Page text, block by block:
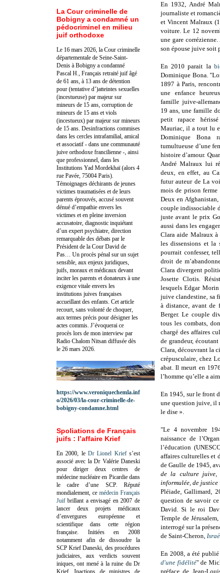
En 1932, André
journaliste et
et Vincent Malraux
voiture. Le 12
une gare
son épouse juive soit
En 2010 parait la
Dominique Bona.
1897 à Paris,
une enfance
famille juive-
19 ans, une famille
petit rapace
Mauriac, il a tout lu
Dominique Bona
tumultueuse d’une
histoire d’amour.
André Malraux lui
deux, en effet, au
futur auteur de La
mois de prison
Deux en
couple indissociable
juste avant le prix
aussi dans les
Clara aide Malraux à
les dissensions et la
pourrait confesser,
droit de
Clara divergent
Josette Clotis.
lesquels Edgar
juive clandestine, sa
à distance, avant de
Berger. Le couple
tous les combats,
chargé des affaires
de grandeur,
Clara, découvrant la
crépusculaire, chez
abat. Il meurt en
l’homme qu’elle a
En 1945, sur le front
une question juive, il
le dise ».
"Le 4 novembre
naissance de
l’éducation
affaires culturelles et
de Gaulle de 1945,
de la culture juive,
informulée, de justice
Pléiade, Gallimard,
question de savoir
David. Si le roi
Temple de
interrogé sur la
de Saint-Cheron,
En 2008, a été
d'une fidélité" de
préface de Jean-
La Cour criminelle de
Bobigny a condamné un
pédocriminel en milieu
juif orthodoxe
Le 16 mars 2026, la Cour criminelle
départementale de Seine-Saint-
Denis à Bobigny a condamné
Pascal H., Français retraité juif âgé
de 61 ans, à 13 ans de détention
pour (tentative d’)atteintes sexuelles
(incestueuse) par majeur sur
mineurs de 15 ans, corruption de
mineurs de 15 ans et viols
(incestueux) par majeur sur mineurs
de 15 ans. Desinfractions commises
dans les cercles intrafamilial, amical
et associatif - dans une communauté
juive orthodoxe francilienne -, ainsi
que professionnel, dans les
Institutions Yad Mordekhaï (alors 4
rue Pavée, 75004 Paris).
Témoignages déchirants de jeunes
victimes traumatisées et de leurs
parents éprouvés, accusé souvent
dénué d’empathie envers les
victimes et en pleine inversion
accusatoire, diagnostic inquiétant
d’un expert psychiatre, direction
remarquable des débats par le
Président de la Cour David de
Pas… Un procès pénal sur un sujet
sensible, aux enjeux juridiques,
juifs, moraux et médicaux devant
inciter les parents et donateurs à une
exigence vitale envers les
institutions juives françaises
accueillant des enfants. Cet article
recourt, sans volonté de choquer,
aux termes précis pour désigner les
actes commis. J’évoquerai ce
procès lors de mon interview par
Radio Chalom Nitsan diffusée dès
le 26 mars 2026.
https://www.veroniquechemla.inf
o/2026/03/la-cour-criminelle-de-
bobigny-condamne.html
Spoliations de Français
juifs : l’affaire Krief
En 2000, le Dr Lionel Kriefs’est
associé avec la Dr Valérie Daneski
pour diriger deux centres de
médecine nucléaire en Picardie dans
le cadre d’une SCP. Réputé
mondialement, ce médecin Français
Juif brillant a envisagé en 2007 de
lancer deux projets médicaux
d’envergures européenne et
scientifique dans cette région
française. Initiées en 2008
notamment afin de dissoudre la
SCP Krief Daneski, des procédures
judiciaires, aux verdicts souvent
iniques, ont mené à la ruine du Dr
Krief.Inactions de ministres de